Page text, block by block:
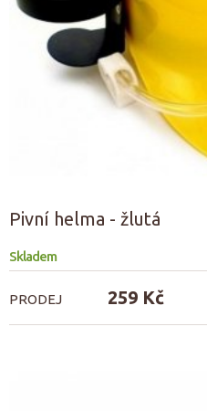
Pivní helma - žlutá
Skladem
PRODEJ 259 Kč